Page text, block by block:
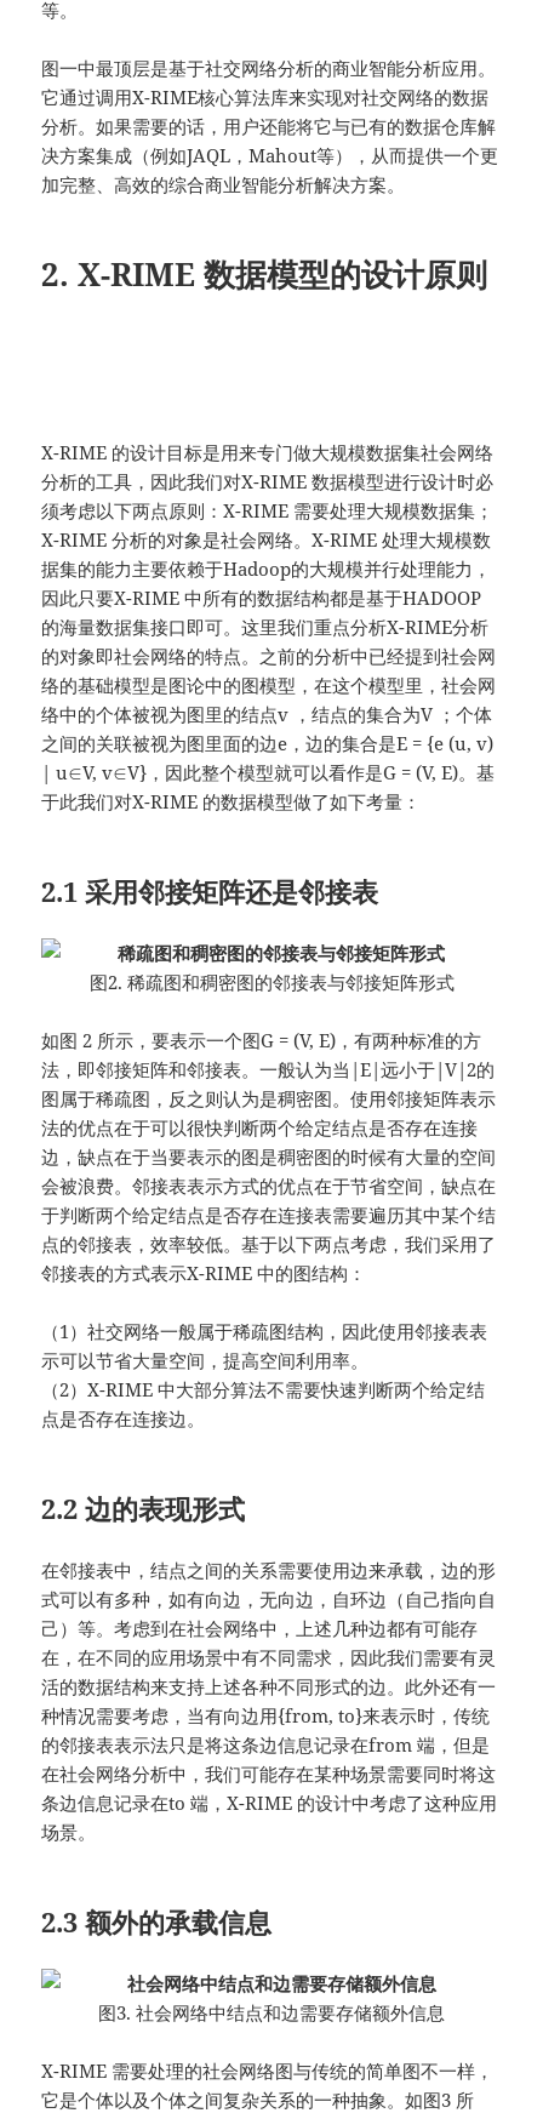
等。
图一中最顶层是基于社交网络分析的商业智能分析应用。
它通过调用X-RIME核心算法库来实现对社交网络的数据
分析。如果需要的话，用户还能将它与已有的数据仓库解
决方案集成（例如JAQL，Mahout等），从而提供一个更
加完整、高效的综合商业智能分析解决方案。
2. X-RIME 数据模型的设计原则
X-RIME 的设计目标是用来专门做大规模数据集社会网络
分析的工具，因此我们对X-RIME 数据模型进行设计时必
须考虑以下两点原则：X-RIME 需要处理大规模数据集；
X-RIME 分析的对象是社会网络。X-RIME 处理大规模数
据集的能力主要依赖于Hadoop的大规模并行处理能力，
因此只要X-RIME 中所有的数据结构都是基于HADOOP
的海量数据集接口即可。这里我们重点分析X-RIME分析
的对象即社会网络的特点。之前的分析中已经提到社会网
络的基础模型是图论中的图模型，在这个模型里，社会网
络中的个体被视为图里的结点v ，结点的集合为V ；个体
之间的关联被视为图里面的边e，边的集合是E = {e (u, v)
| u∈V, v∈V}，因此整个模型就可以看作是G = (V, E)。基
于此我们对X-RIME 的数据模型做了如下考量：
2.1 采用邻接矩阵还是邻接表
图2. 稀疏图和稠密图的邻接表与邻接矩阵形式
如图 2 所示，要表示一个图G = (V, E)，有两种标准的方
法，即邻接矩阵和邻接表。一般认为当|E|远小于|V|2的
图属于稀疏图，反之则认为是稠密图。使用邻接矩阵表示
法的优点在于可以很快判断两个给定结点是否存在连接
边，缺点在于当要表示的图是稠密图的时候有大量的空间
会被浪费。邻接表表示方式的优点在于节省空间，缺点在
于判断两个给定结点是否存在连接表需要遍历其中某个结
点的邻接表，效率较低。基于以下两点考虑，我们采用了
邻接表的方式表示X-RIME 中的图结构：
（1）社交网络一般属于稀疏图结构，因此使用邻接表表
示可以节省大量空间，提高空间利用率。
（2）X-RIME 中大部分算法不需要快速判断两个给定结
点是否存在连接边。
2.2 边的表现形式
在邻接表中，结点之间的关系需要使用边来承载，边的形
式可以有多种，如有向边，无向边，自环边（自己指向自
己）等。考虑到在社会网络中，上述几种边都有可能存
在，在不同的应用场景中有不同需求，因此我们需要有灵
活的数据结构来支持上述各种不同形式的边。此外还有一
种情况需要考虑，当有向边用{from, to}来表示时，传统
的邻接表表示法只是将这条边信息记录在from 端，但是
在社会网络分析中，我们可能存在某种场景需要同时将这
条边信息记录在to 端，X-RIME 的设计中考虑了这种应用
场景。
2.3 额外的承载信息
图3. 社会网络中结点和边需要存储额外信息
X-RIME 需要处理的社会网络图与传统的简单图不一样，
它是个体以及个体之间复杂关系的一种抽象。如图3 所